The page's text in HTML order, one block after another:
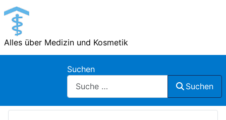
Alles über Medizin und Kosmetik
Suchen
Suchen